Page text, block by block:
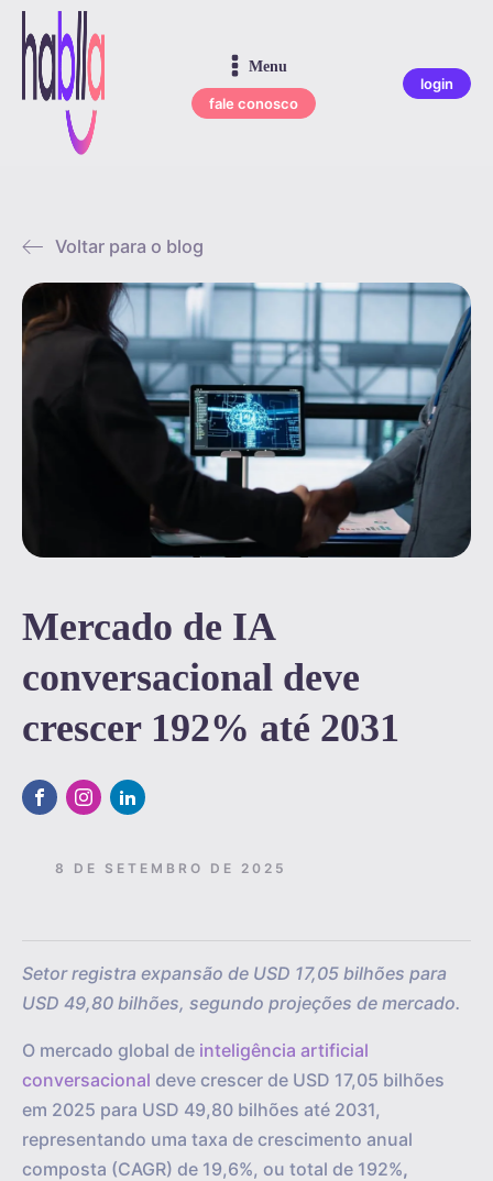
Menu
fale conosco
login
Voltar para o blog
Mercado de IA
conversacional deve
crescer 192% até 2031
8 DE SETEMBRO DE 2025
Setor registra expansão de USD 17,05 bilhões para
USD 49,80 bilhões, segundo projeções de mercado.
O mercado global de inteligência artificial
conversacional deve crescer de USD 17,05 bilhões
em 2025 para USD 49,80 bilhões até 2031,
representando uma taxa de crescimento anual
composta (CAGR) de 19,6%, ou total de 192%,